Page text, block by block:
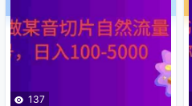
的“巨火赛道”。更令人惊喜的是，这
个赛道号称做起来超简单，甚至可
以实现日入800+的盈利目标！ 什么
是心灵SPA赛道？ 简单来说，心灵S
137